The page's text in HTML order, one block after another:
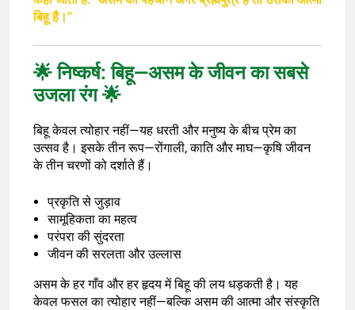
बिहू है।”
🌟 निष्कर्ष: बिहू—असम के जीवन का सबसे
उजला रंग 🌟
बिहू केवल त्योहार नहीं—यह धरती और मनुष्य के बीच प्रेम का
उत्सव है। इसके तीन रूप—रोंगाली, काति और माघ—कृषि जीवन
के तीन चरणों को दर्शाते हैं।
प्रकृति से जुड़ाव
सामूहिकता का महत्व
परंपरा की सुंदरता
जीवन की सरलता और उल्लास
असम के हर गाँव और हर हृदय में बिहू की लय धड़कती है। यह
केवल फसल का त्योहार नहीं—बल्कि असम की आत्मा और संस्कृति